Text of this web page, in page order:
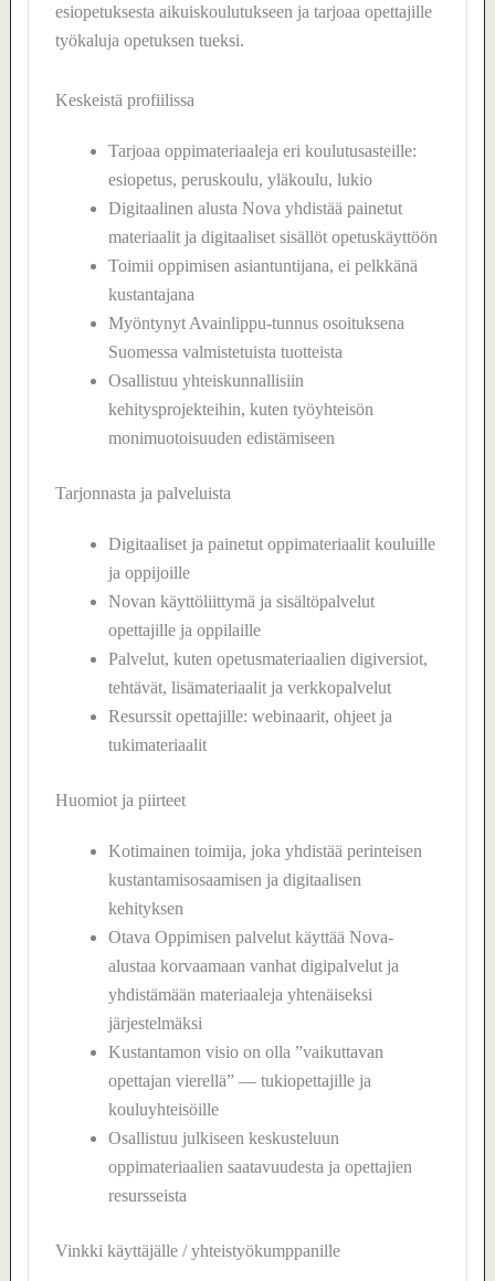
esiopetuksesta aikuiskoulutukseen ja tarjoaa opettajille
työkaluja opetuksen tueksi.
Keskeistä profiilissa
Tarjoaa oppimateriaaleja eri koulutusasteille:
esiopetus, peruskoulu, yläkoulu, lukio
Digitaalinen alusta Nova yhdistää painetut
materiaalit ja digitaaliset sisällöt opetuskäyttöön
Toimii oppimisen asiantuntijana, ei pelkkänä
kustantajana
Myöntynyt Avainlippu-tunnus osoituksena
Suomessa valmistetuista tuotteista
Osallistuu yhteiskunnallisiin
kehitysprojekteihin, kuten työyhteisön
monimuotoisuuden edistämiseen
Tarjonnasta ja palveluista
Digitaaliset ja painetut oppimateriaalit kouluille
ja oppijoille
Novan käyttöliittymä ja sisältöpalvelut
opettajille ja oppilaille
Palvelut, kuten opetusmateriaalien digiversiot,
tehtävät, lisämateriaalit ja verkkopalvelut
Resurssit opettajille: webinaarit, ohjeet ja
tukimateriaalit
Huomiot ja piirteet
Kotimainen toimija, joka yhdistää perinteisen
kustantamisosaamisen ja digitaalisen
kehityksen
Otava Oppimisen palvelut käyttää Nova-
alustaa korvaamaan vanhat digipalvelut ja
yhdistämään materiaaleja yhtenäiseksi
järjestelmäksi
Kustantamon visio on olla ”vaikuttavan
opettajan vierellä” — tukiopettajille ja
kouluyhteisöille
Osallistuu julkiseen keskusteluun
oppimateriaalien saatavuudesta ja opettajien
resursseista
Vinkki käyttäjälle / yhteistyökumppanille